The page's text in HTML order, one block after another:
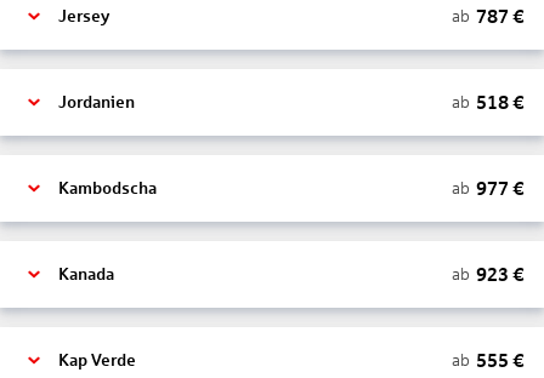
Jersey ab 787 €
Jordanien ab 518€
Kambodscha ab 977 €
Kanada ab 923 €
Kap Verde ab 555 €